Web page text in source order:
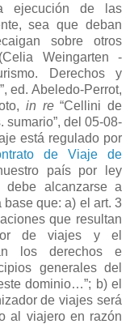
ejecución de las
sea que deban
sobre otros
Weingarten -
Derechos y
ed. Abeledo-Perrot,
in re“Cellini de
sumario”, del 05-08-
está regulado por
de Viaje de
país por ley
alcanzarse a
que: a) el art. 3
que resultan
de viajes y el
los derechos e
generales del
dominio…”; b) el
de viajes será
al viajero en razón